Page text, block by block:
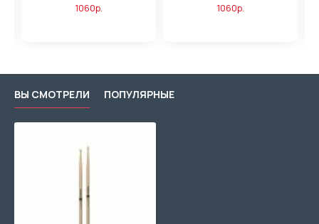
1060р. 1060р.
ВЫ СМОТРЕЛИ ПОПУЛЯРНЫЕ